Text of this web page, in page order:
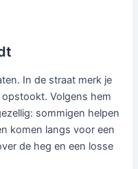
In de straat merk je
Volgens hem
sommigen helpen
komen langs voor een
de heg en een losse